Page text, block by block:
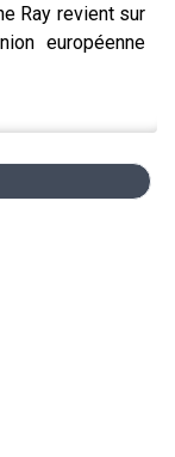
Ray revient sur
européenne
européenne,
Mogherini et